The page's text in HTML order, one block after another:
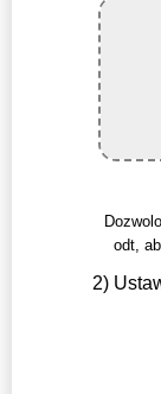
odt,
2)